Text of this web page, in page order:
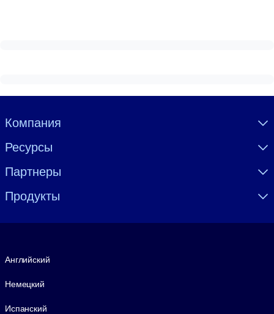
Visually hidden Text
Компания
Ресурсы
Партнеры
Продукты
Английский
Немецкий
Испанский